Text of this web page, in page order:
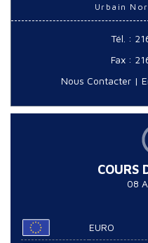
Urbain
Tél. :
Fax :
Nous Contacter|
COURS
08
EURO